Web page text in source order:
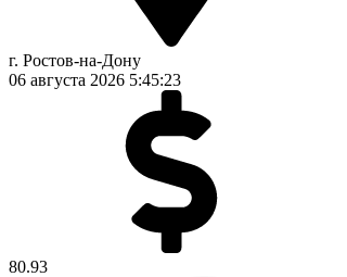
г. Ростов-на-Дону
06 августа 2026 5:45:24
80.93